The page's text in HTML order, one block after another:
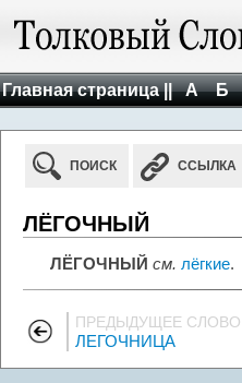
Главная страница || А Б
ПОИСК ССЫЛКА
ЛЁГОЧНЫЙ
ЛЁГОЧНЫЙ см. лёгкие.
ПРЕДЫДУЩЕЕ СЛОВО
ЛЕГОЧНИЦА